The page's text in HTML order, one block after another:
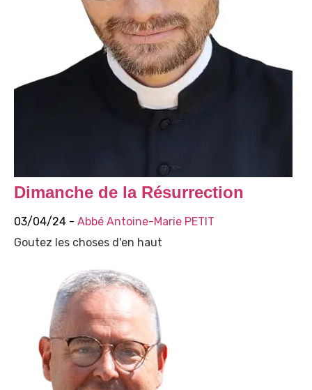
Dimanche de la Résurrection
03/04/24 - Abbé Antoine-Marie PETIT
Goutez les choses d'en haut